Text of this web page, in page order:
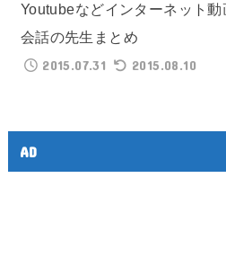
Youtubeなどインターネット
会話の先生まとめ
2015.07.31
2015.08.10
AD